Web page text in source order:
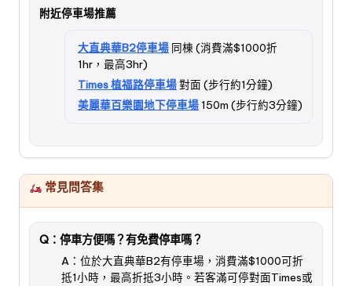
附近停車場推薦
大直典華B2停車場 同棟 (消費滿$1000折
1hr，最高3hr)
Times 植福路停車場對面 (步行約1分鐘)
美麗華百樂園地下停車場 150m (步行約3分鐘)
常見問答集
Q：停車方便嗎？有免費停車嗎？
A：位於大直典華B2有停車場，消費滿$1000可折
抵1小時，最高折抵3小時。若客滿可停對面Times或